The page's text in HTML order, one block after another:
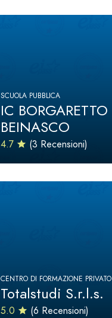
SCUOLA PUBBLICA
IC BORGARETTO
BEINASCO
4.7 (3 Recensioni)
CENTRO DI FORMAZIONE PRIVATO
Totalstudi S.r.l.s.
5.0 (6 Recensioni)